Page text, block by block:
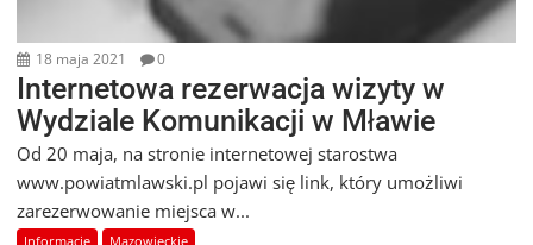
18 maja 2021 0
Internetowa rezerwacja wizyty w
Wydziale Komunikacji w Mławie
Od 20 maja, na stronie internetowej starostwa
www.powiatmlawski.pl pojawi się link, który umożliwi
zarezerwowanie miejsca w...
Informacje Mazowieckie